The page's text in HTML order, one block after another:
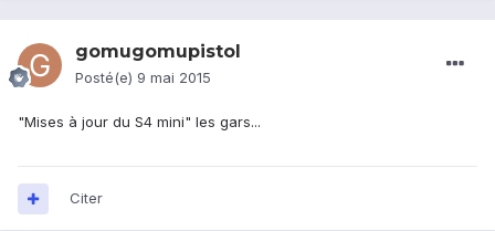
gomugomupistol
Posté(e) 9 mai 2015
"Mises à jour du S4 mini" les gars...
Citer